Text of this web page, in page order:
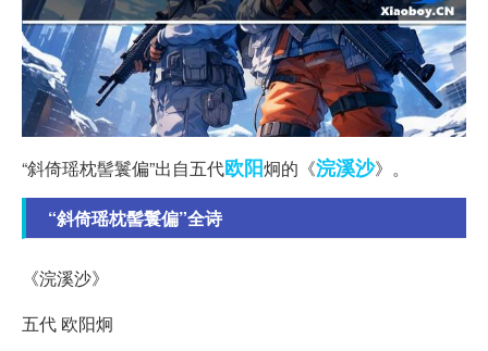
“斜倚瑶枕髻鬟偏”出自五代欧阳炯的《浣溪沙》。
“斜倚瑶枕髻鬟偏”全诗
《浣溪沙》
五代 欧阳炯